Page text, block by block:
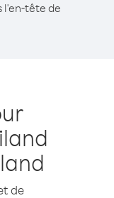
l'en-tête de
de